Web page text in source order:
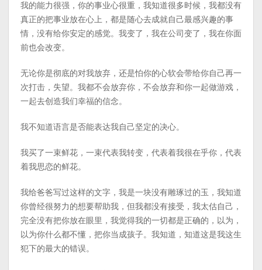
我的能力很强，你的事业心很重，我知道很多时候，我都没有
真正的把事业放在心上，都是随心去成就自己最感兴趣的事
情，没有给你安定的感觉。我变了，我在公司变了，我在你面
前也会改变。
无论你是彻底的对我放弃，还是怕你的心软会带给你自己再一
次打击，失望。我都不会放弃你，不会放弃和你一起做游戏，
一起去创造我们幸福的信念。
我不知道语言是否能表达我自己坚定的决心。
我买了一束鲜花，一束代表我转变，代表着我很在乎你，代表
着我思恋的鲜花。
我给爸爸写过这样的文字，我是一块没有雕琢过的玉，我知道
你曾经很努力的想要帮助我，但我都没有接受，我太估自己，
完全没有把你放在眼里，我觉得我的一切都是正确的，以为，
以为你什么都不懂，把你当成孩子。我知道，知道这是我这生
犯下的最大的错误。